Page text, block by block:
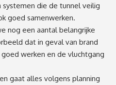
die de tunnel veilig
goed samenwerken.
nog een aantal belangrijke
dat in geval van brand
werken en de vluchtgang
gaat alles volgens planning